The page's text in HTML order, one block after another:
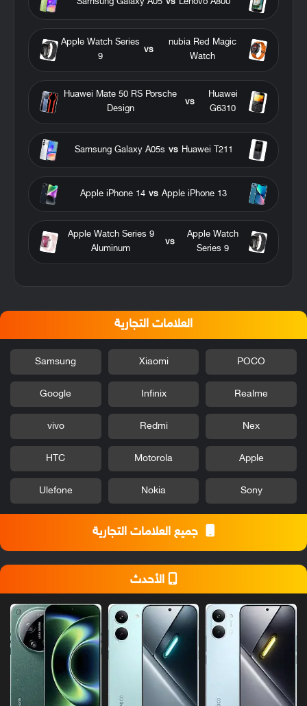
nubia Red Magic
Watch
vs
Apple Watch Series
9
Huawei
G6310
vs
Huawei Mate 50 RS Porsche
Design
Huawei T211
vs
Samsung Galaxy A05s
Apple iPhone 13
vs
Apple iPhone 14
Apple Watch
Series 9
vs
Apple Watch Series 9
Aluminum
العلامات التجارية
POCO
Xiaomi
Samsung
Realme
Infinix
Google
Nex
Redmi
vivo
Apple
Motorola
HTC
Sony
Nokia
Ulefone
جميع العلامات التجارية
الأحدث